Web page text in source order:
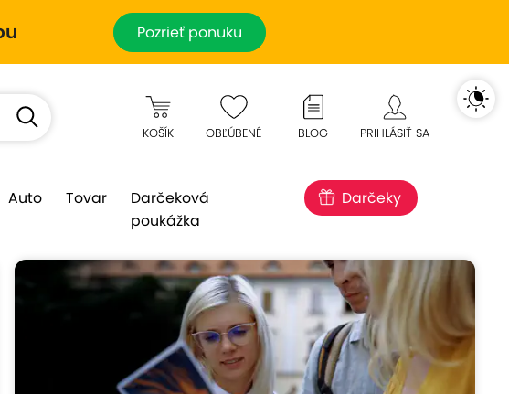
Pozrieť ponuku
KOŠÍK OBĽÚBENÉ BLOG PRIHLÁSIŤ SA
Auto Tovar
Darčeková
poukážka
Darčeky